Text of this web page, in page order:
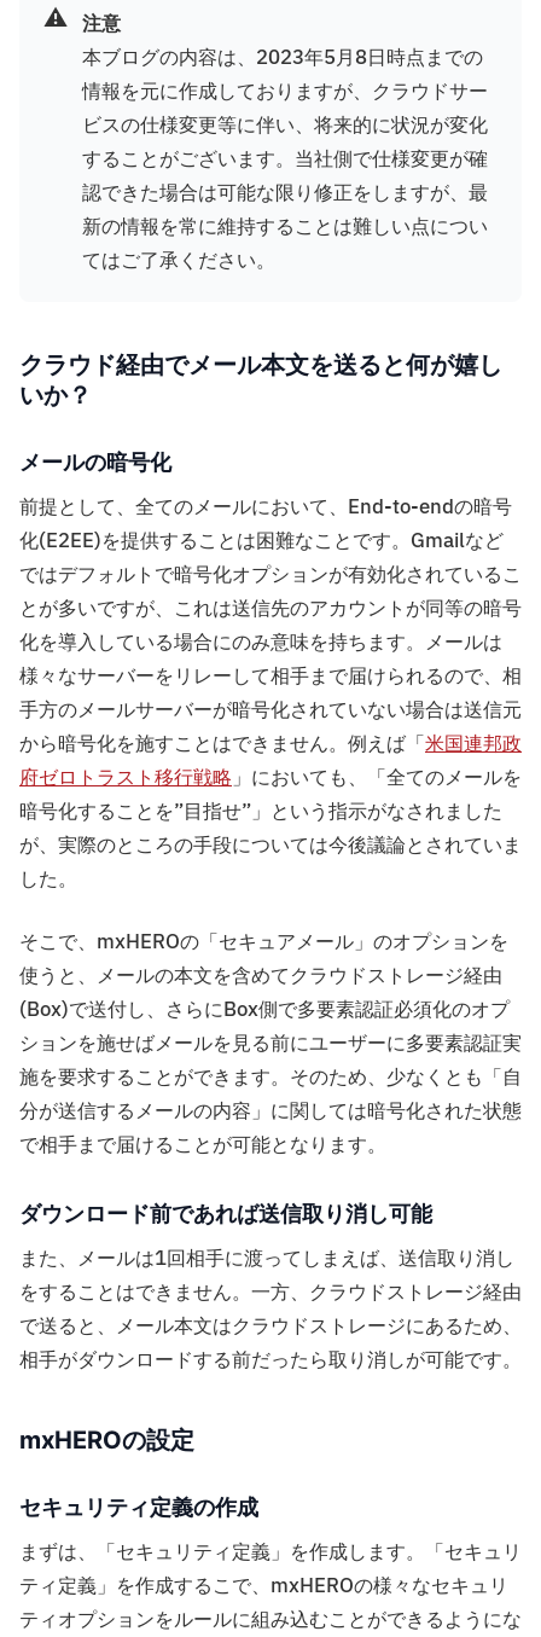
⚠️ 注意
本ブログの内容は、2023年5月8日時点までの
情報を元に作成しておりますが、クラウドサー
ビスの仕様変更等に伴い、将来的に状況が変化
することがございます。当社側で仕様変更が確
認できた場合は可能な限り修正をしますが、最
新の情報を常に維持することは難しい点につい
てはご了承ください。
クラウド経由でメール本文を送ると何が嬉し
いか？
メールの暗号化
前提として、全てのメールにおいて、End-to-endの暗号
化(E2EE)を提供することは困難なことです。Gmailなど
ではデフォルトで暗号化オプションが有効化されているこ
とが多いですが、これは送信先のアカウントが同等の暗号
化を導入している場合にのみ意味を持ちます。メールは
様々なサーバーをリレーして相手まで届けられるので、相
手方のメールサーバーが暗号化されていない場合は送信元
から暗号化を施すことはできません。例えば「米国連邦政
府ゼロトラスト移行戦略」においても、「全てのメールを
暗号化することを”目指せ”」という指示がなされました
が、実際のところの手段については今後議論とされていま
した。
そこで、mxHEROの「セキュアメール」のオプションを
使うと、メールの本文を含めてクラウドストレージ経由
(Box)で送付し、さらにBox側で多要素認証必須化のオプ
ションを施せばメールを見る前にユーザーに多要素認証実
施を要求することができます。そのため、少なくとも「自
分が送信するメールの内容」に関しては暗号化された状態
で相手まで届けることが可能となります。
ダウンロード前であれば送信取り消し可能
また、メールは1回相手に渡ってしまえば、送信取り消し
をすることはできません。一方、クラウドストレージ経由
で送ると、メール本文はクラウドストレージにあるため、
相手がダウンロードする前だったら取り消しが可能です。
mxHEROの設定
セキュリティ定義の作成
まずは、「セキュリティ定義」を作成します。「セキュリ
ティ定義」を作成するこで、mxHEROの様々なセキュリ
ティオプションをルールに組み込むことができるようにな